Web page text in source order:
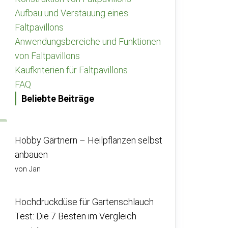
Aufbau und Verstauung eines
Faltpavillons
Anwendungsbereiche und Funktionen
von Faltpavillons
Kaufkriterien für Faltpavillons
FAQ
Beliebte Beiträge
Hobby Gärtnern – Heilpflanzen selbst
anbauen
von Jan
Hochdruckdüse für Gartenschlauch
Test: Die 7 Besten im Vergleich